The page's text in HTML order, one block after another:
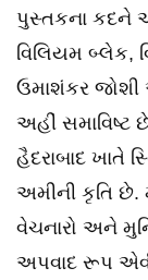
પુસ્તકના કદને
વિલિયમ બ્લેક,
ઉમાશંકર
અહીં સમાવિષ્ટ
હૈદરાબાદ ખાતે
અમીની કૃતિ છે.
વેચનારો અને
અપવાદ રૂપ